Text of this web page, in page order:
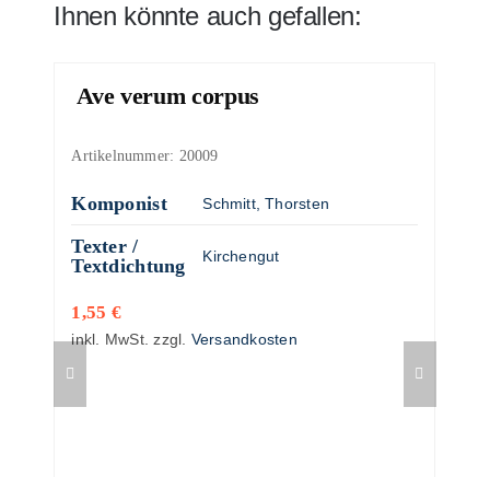
Ihnen könnte auch gefallen:
Ave verum corpus
Artikelnummer: 20009
Komponist Schmitt, Thorsten
Texter /
Textdichtung
Kirchengut
1,55 €
inkl. MwSt. zzgl. Versandkosten